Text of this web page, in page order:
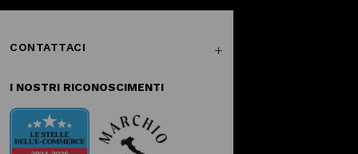
CONTATTACI
I NOSTRI RICONOSCIMENTI